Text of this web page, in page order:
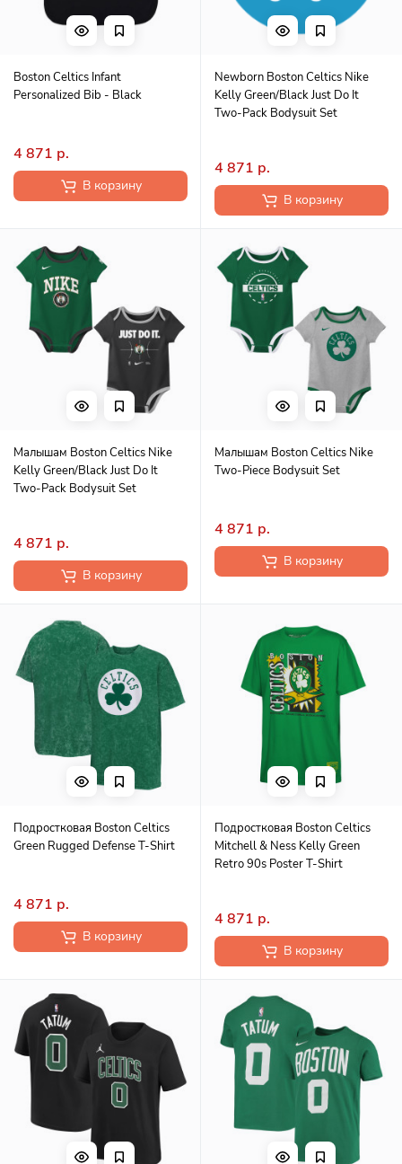
Boston Celtics Infant
Personalized Bib - Black
4 871 р.
В корзину
Newborn Boston Celtics Nike
Kelly Green/Black Just Do It
Two-Pack Bodysuit Set
4 871 р.
В корзину
Малышам Boston Celtics Nike
Kelly Green/Black Just Do It
Two-Pack Bodysuit Set
4 871 р.
В корзину
Малышам Boston Celtics Nike
Two-Piece Bodysuit Set
4 871 р.
В корзину
Подростковая Boston Celtics
Green Rugged Defense T-Shirt
4 871 р.
В корзину
Подростковая Boston Celtics
Mitchell & Ness Kelly Green
Retro 90s Poster T-Shirt
4 871 р.
В корзину